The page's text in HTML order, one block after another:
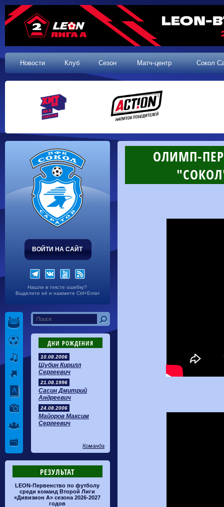
Новости Клуб Сезон Матч-центр Сокол
ВОЙТИ НА САЙТ
Нашли в тексте ошибку?
Выделите её и нажмите Ctrl+Enter
ДНИ РОЖДЕНИЯ
10.08.2006
Шубин Кирилл
Сергеевич
21.08.1996
Сасин Дмитрий
Андреевич
24.08.2006
Майоров Максим
Сергеевич
Команда
РЕЗУЛЬТАТ
LEON-Первенство по футболу
среди команд Второй Лиги
«Дивизион А» сезона 2026-2027
годов
ОЛИМП-